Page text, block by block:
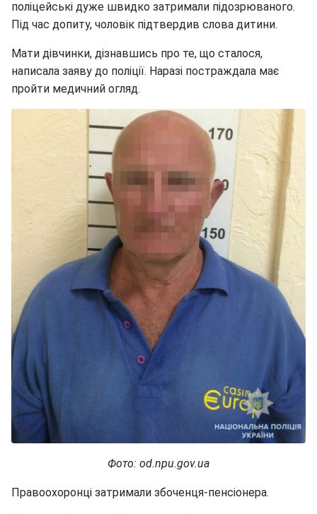
поліцейські дуже швидко затримали підозрюваного.
Під час допиту, чоловік підтвердив слова дитини.
Мати дівчинки, дізнавшись про те, що сталося,
написала заяву до поліції. Наразі постраждала має
пройти медичний огляд.
Фото: od.npu.gov.ua
Правоохоронці затримали збоченця-пенсіонера.